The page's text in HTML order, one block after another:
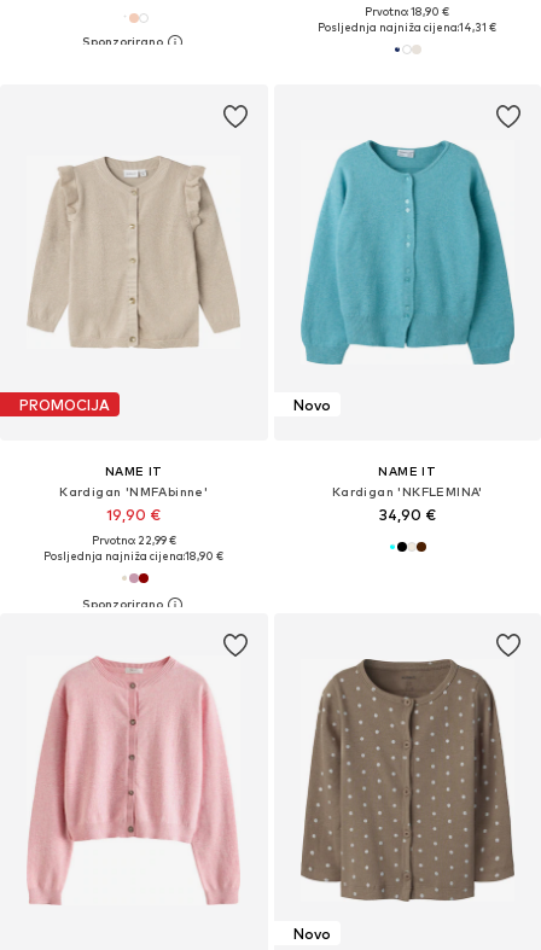
Prvotno: 18,90 €
Posljednja najniža cijena:14,31 €
PROMOCIJA
NAME IT
Kardigan 'NMFAbinne'
19,90 €
Prvotno: 22,99 €
Posljednja najniža cijena:18,90 €
Novo
NAME IT
Kardigan 'NKFLEMINA'
34,90 €
Novo